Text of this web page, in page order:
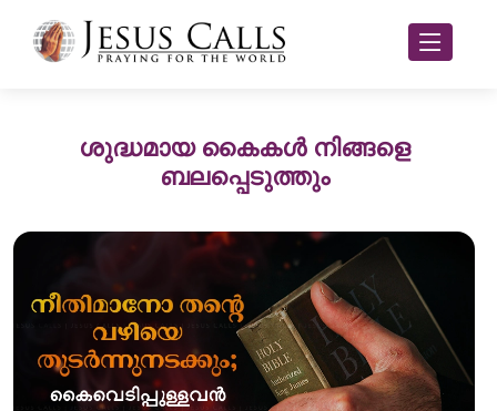
ശുദ്ധമായ കൈകൾ നിങ്ങളെ
ബലപ്പെടുത്തും